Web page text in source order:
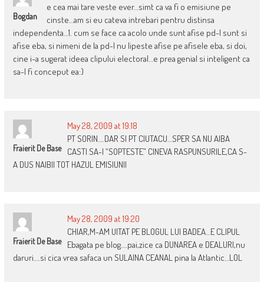
Bogdan
e cea mai tare veste ever…simt ca va fi o emisiune pe
cinste…am si eu cateva intrebari pentru distinsa
independenta…1. cum se face ca acolo unde sunt afise pd-l sunt si
afise eba, si nimeni de la pd-l nu lipeste afise pe afisele eba, si doi,
cine i-a sugerat ideea clipului electoral…e prea genial si inteligent ca
sa-l fi conceput ea:)
Fraierit De Base
May 28, 2009 at 19:18
PT SORIN….DAR SI PT CIUTACU…SPER SA NU AIBA
CASTI SA-I “SOPTESTE” CINEVA RASPUNSURILE,CA S-
A DUS NAIBII TOT HAZUL EMISIUNII
Fraierit De Base
May 28, 2009 at 19:20
CHIAR,M-AM UITAT PE BLOGUL LUI BADEA…E CLIPUL
Ebagata pe blog….pai,zice ca DUNAREA e DEALURI,nu
daruri….si cica vrea safaca un SULAINA CEANAL pina la Atlantic…LOL